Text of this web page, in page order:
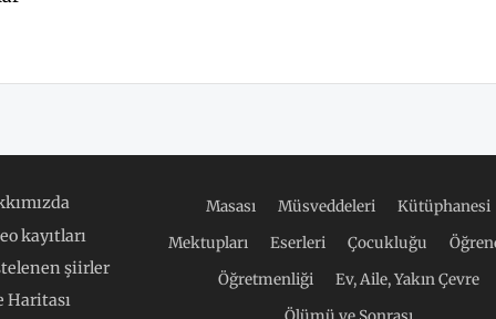
kayıtları
şiirler
Haritası
Masası Müsveddeleri
Kütüphanesi
Mektupları
Eserleri Çocukluğu
Öğretmenliği
Ev, Aile, Yakın Çevre